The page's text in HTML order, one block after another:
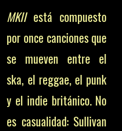
MKIIestá compuesto
por once canciones que
se mueven entre el
ska, el reggae, el punk
y el indie británico. No
es casualidad: Sullivan